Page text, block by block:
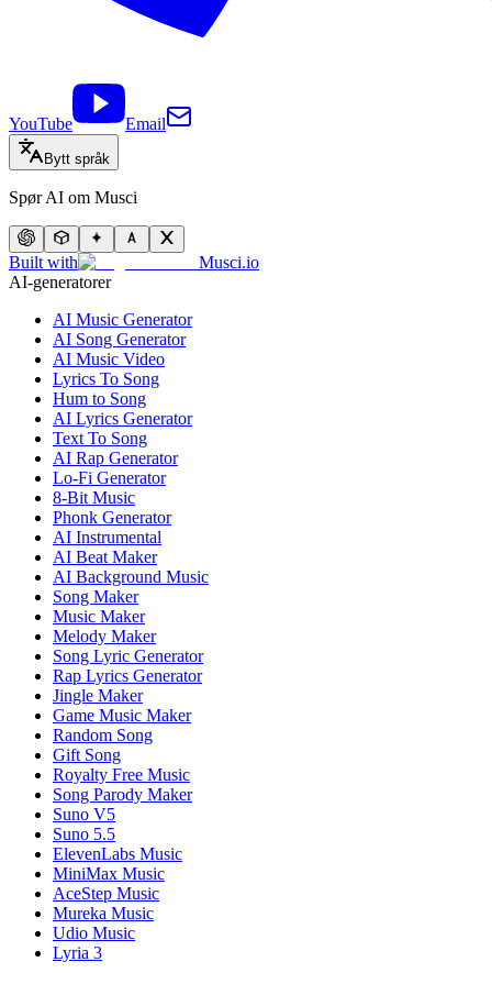
YouTube Email
Bytt språk
Spør AI om Musci
Built with
Musci.io
AI-generatorer
AI Music Generator
AI Song Generator
AI Music Video
Lyrics To Song
Hum to Song
AI Lyrics Generator
Text To Song
AI Rap Generator
Lo-Fi Generator
8-Bit Music
Phonk Generator
AI Instrumental
AI Beat Maker
AI Background Music
Song Maker
Music Maker
Melody Maker
Song Lyric Generator
Rap Lyrics Generator
Jingle Maker
Game Music Maker
Random Song
Gift Song
Royalty Free Music
Song Parody Maker
Suno V5
Suno 5.5
ElevenLabs Music
MiniMax Music
AceStep Music
Mureka Music
Udio Music
Lyria 3